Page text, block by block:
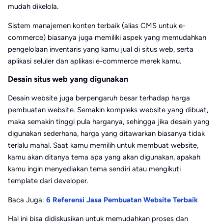
mudah dikelola.
Sistem manajemen konten terbaik (alias CMS untuk e-
commerce) biasanya juga memiliki aspek yang memudahkan
pengelolaan inventaris yang kamu jual di situs web, serta
aplikasi seluler dan aplikasi e-commerce merek kamu.
Desain situs web yang digunakan
Desain website juga berpengaruh besar terhadap harga
pembuatan website. Semakin kompleks website yang dibuat,
maka semakin tinggi pula harganya, sehingga jika desain yang
digunakan sederhana, harga yang ditawarkan biasanya tidak
terlalu mahal. Saat kamu memilih untuk membuat website,
kamu akan ditanya tema apa yang akan digunakan, apakah
kamu ingin menyediakan tema sendiri atau mengikuti
template dari developer.
Baca Juga: 6 Referensi Jasa Pembuatan Website Terbaik
Hal ini bisa didiskusikan untuk memudahkan proses dan